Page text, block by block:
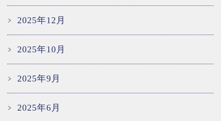
2025年12月
2025年10月
2025年9月
2025年6月